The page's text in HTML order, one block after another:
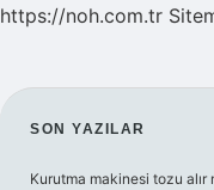
https://noh.com.tr
SON YAZILAR
Kurutma makinesi tozu alır